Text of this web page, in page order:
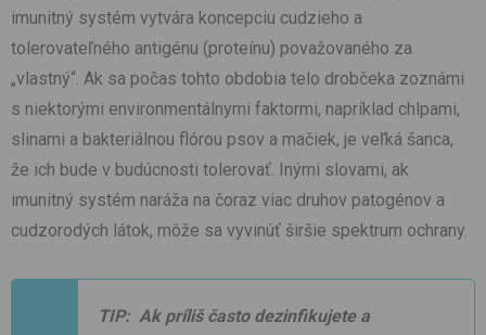
imunitný systém vytvára koncepciu cudzieho a
tolerovateľného antigénu (proteínu) považovaného za
„vlastný“. Ak sa počas tohto obdobia telo drobčeka zoznámi
s niektorými environmentálnymi faktormi, napríklad chlpami,
slinami a bakteriálnou flórou psov a mačiek, je veľká šanca,
že ich bude v budúcnosti tolerovať. Inými slovami, ak
imunitný systém naráža na čoraz viac druhov patogénov a
cudzorodých látok, môže sa vyvinúť širšie spektrum ochrany.
TIP: Ak príliš často dezinfikujete a